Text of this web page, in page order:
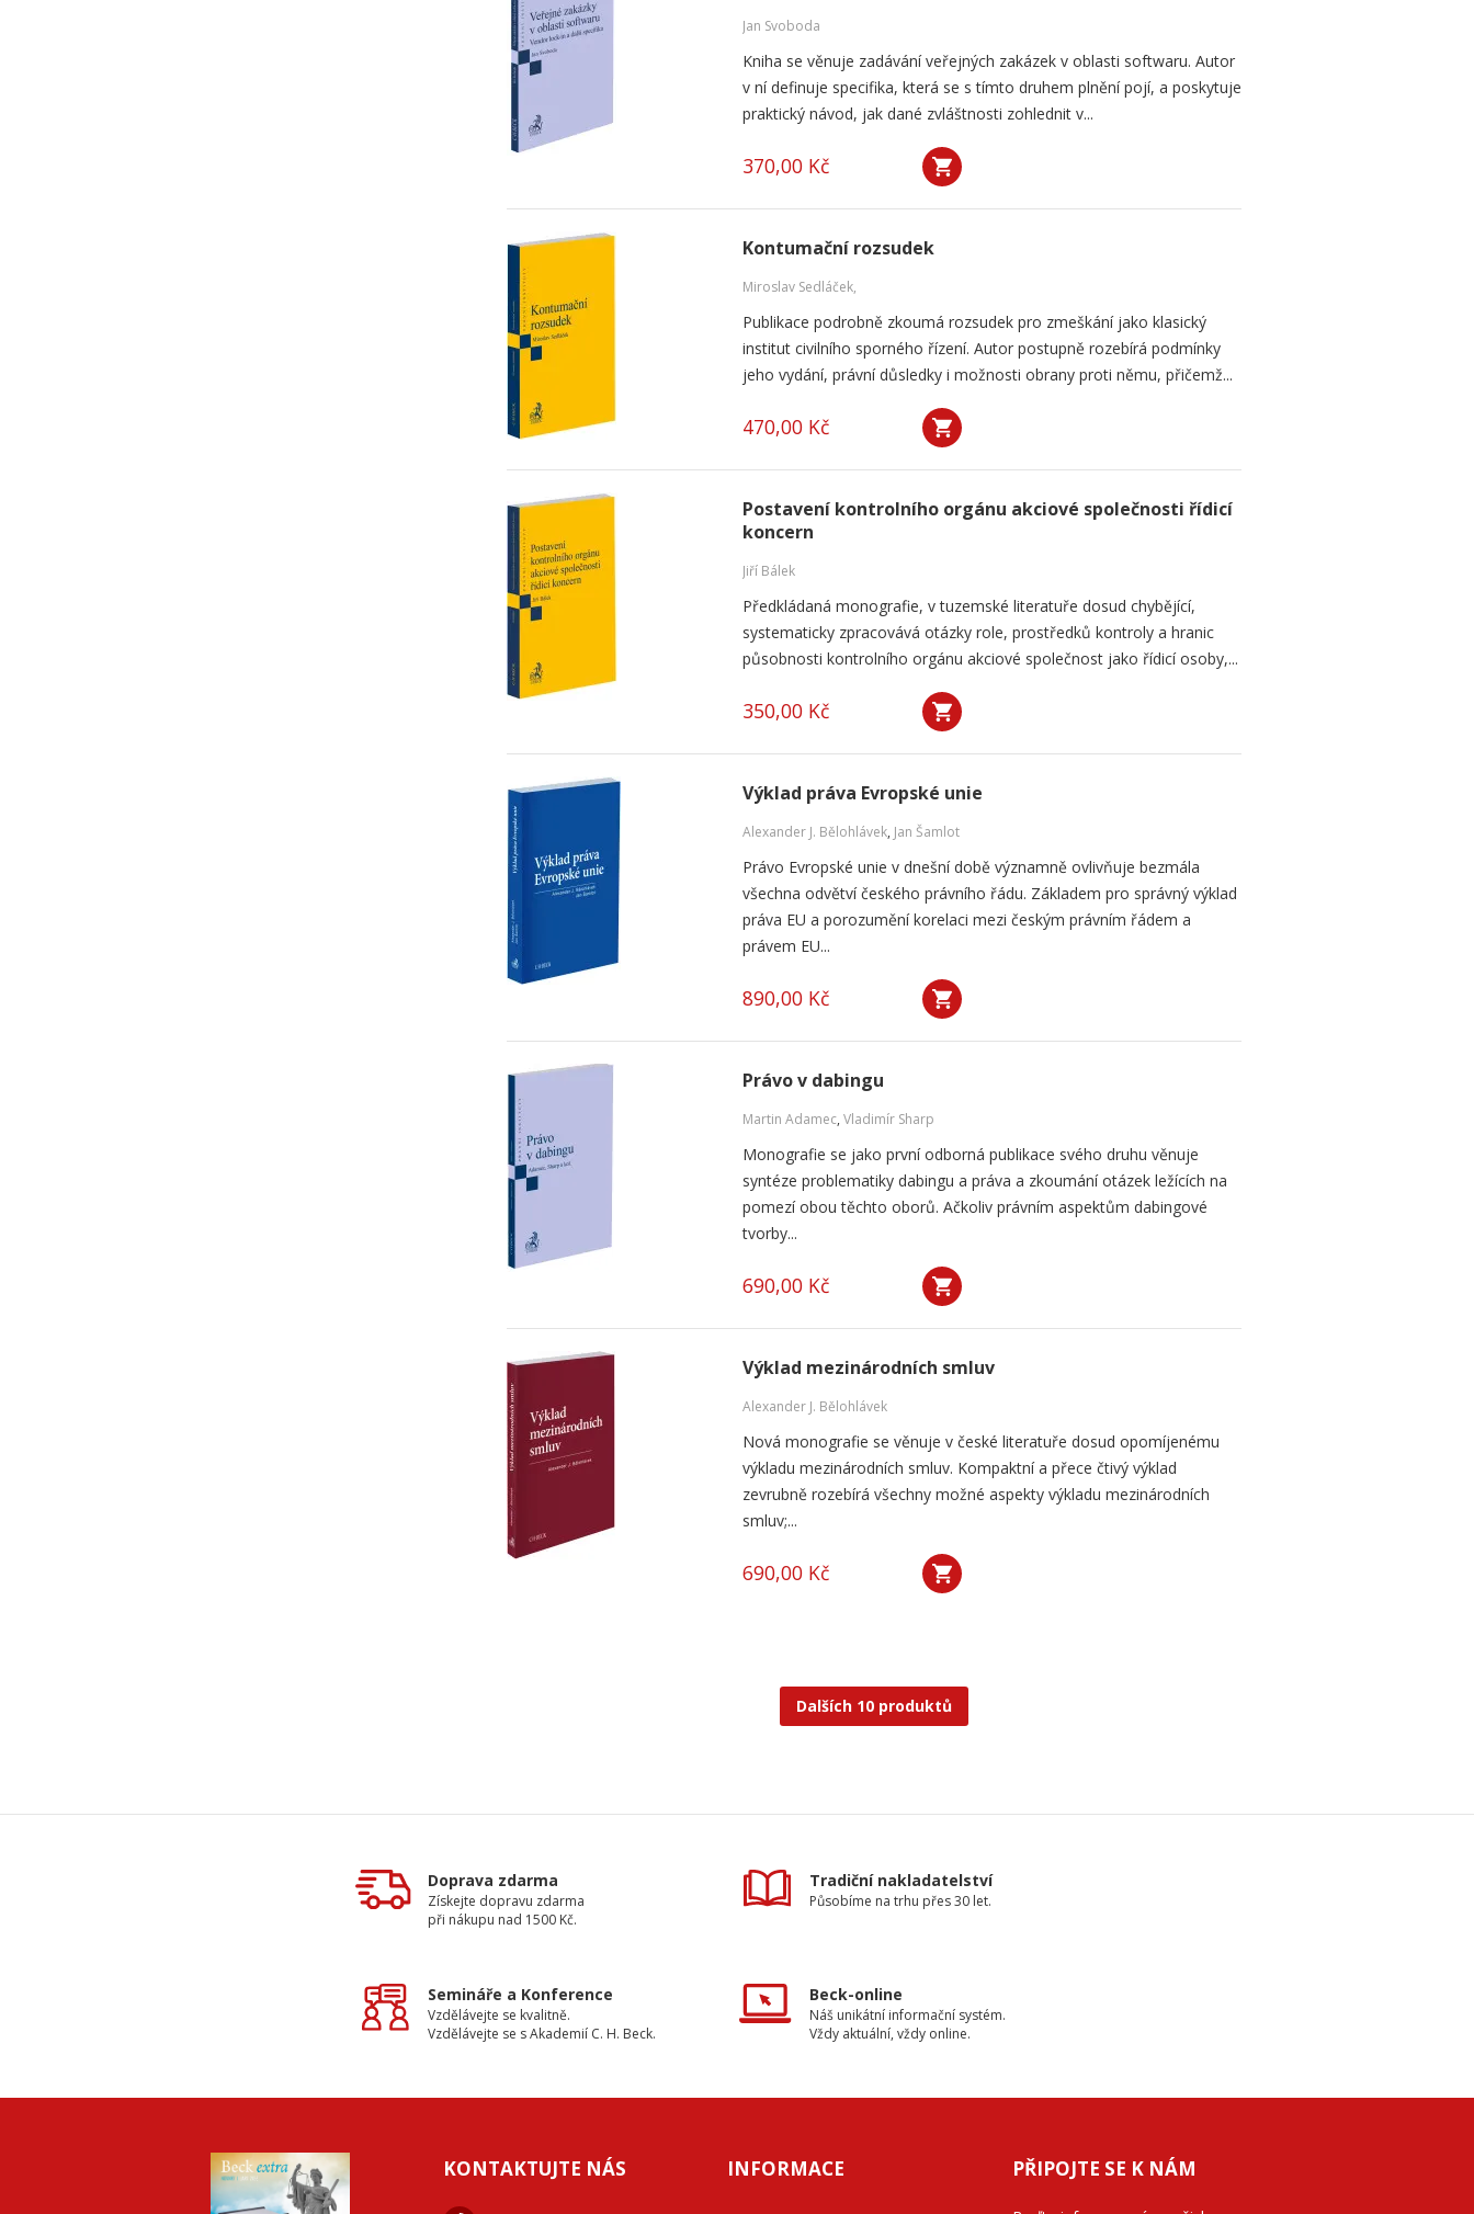
Jan Svoboda
Kniha se věnuje zadávání veřejných zakázek v oblasti softwaru. Autor
v ní definuje specifika, která se s tímto druhem plnění pojí, a poskytuje
praktický návod, jak dané zvláštnosti zohlednit v...
370,00 Kč
Kontumační rozsudek
Miroslav Sedláček,
Publikace podrobně zkoumá rozsudek pro zmeškání jako klasický
institut civilního sporného řízení. Autor postupně rozebírá podmínky
jeho vydání, právní důsledky i možnosti obrany proti němu, přičemž...
470,00 Kč
Postavení kontrolního orgánu akciové společnosti řídicí
koncern
Jiří Bálek
Předkládaná monografie, v tuzemské literatuře dosud chybějící,
systematicky zpracovává otázky role, prostředků kontroly a hranic
působnosti kontrolního orgánu akciové společnost jako řídicí osoby,...
350,00 Kč
Výklad práva Evropské unie
Alexander J. Bělohlávek, Jan Šamlot
Právo Evropské unie v dnešní době významně ovlivňuje bezmála
všechna odvětví českého právního řádu. Základem pro správný výklad
práva EU a porozumění korelaci mezi českým právním řádem a
právem EU...
890,00 Kč
Právo v dabingu
Martin Adamec, Vladimír Sharp
Monografie se jako první odborná publikace svého druhu věnuje
syntéze problematiky dabingu a práva a zkoumání otázek ležících na
pomezí obou těchto oborů. Ačkoliv právním aspektům dabingové
tvorby...
690,00 Kč
Výklad mezinárodních smluv
Alexander J. Bělohlávek
Nová monografie se věnuje v české literatuře dosud opomíjenému
výkladu mezinárodních smluv. Kompaktní a přece čtivý výklad
zevrubně rozebírá všechny možné aspekty výkladu mezinárodních
smluv;...
690,00 Kč
Dalších 10 produktů
Doprava zdarma
Získejte dopravu zdarma
při nákupu nad 1500 Kč.
Tradiční nakladatelství
Působíme na trhu přes 30 let.
Semináře a Konference
Vzdělávejte se kvalitně.
Vzdělávejte se s Akademií C. H. Beck.
Beck-online
Náš unikátní informační systém.
Vždy aktuální, vždy online.
KONTAKTUJTE NÁS INFORMACE PŘIPOJTE SE K NÁM